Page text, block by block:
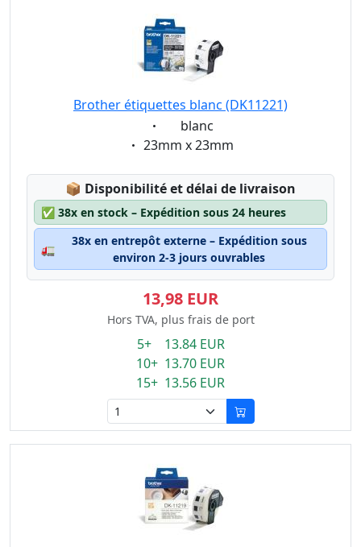
Brother étiquettes blanc (DK11221)
Eigenschaft:
blanc
Eigenschaft:
23mm x 23mm
📦 Lagerstatus:
Disponibilité et délai de livraison
✅ 38x en stock – Expédition sous 24 heures
🚛
38x en entrepôt externe – Expédition sous
environ 2-3 jours ouvrables
13,98 EUR
Hors TVA, plus frais de port
5+ 13.84 EUR
10+ 13.70 EUR
15+ 13.56 EUR